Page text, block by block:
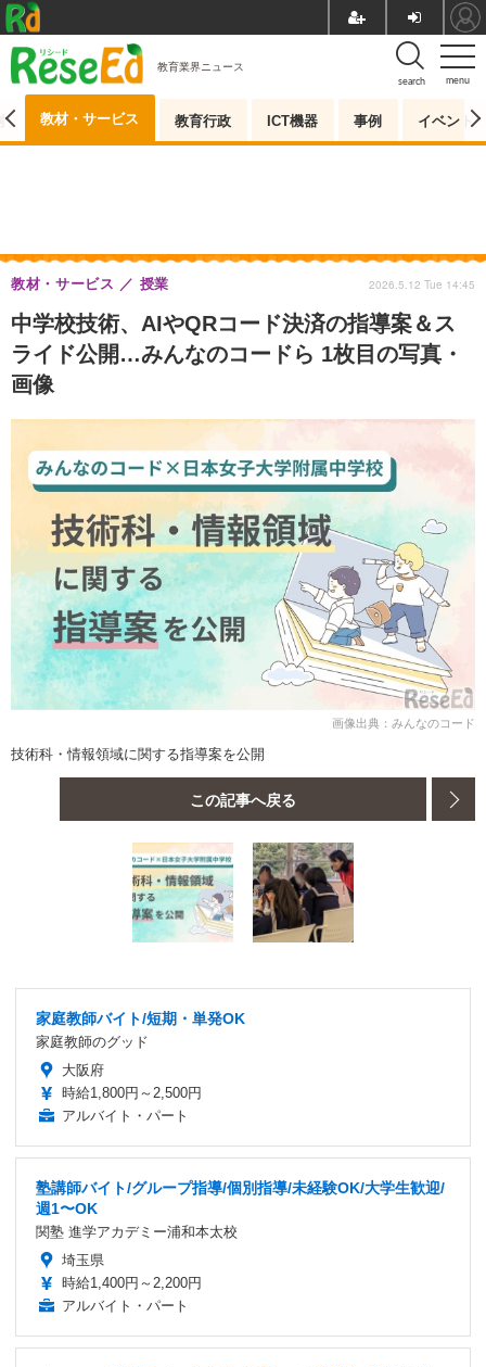
menu
search
教育業界ニュース
教材・サービス 教育行政 ICT機器 事例 イベント
中学校技術、AIやQRコード決済の指導案＆ス
ライド公開…みんなのコードら 1枚目の写真・
画像
教材・サービス 授業 2026.5.12 Tue 14:45
画像出典：みんなのコード
技術科・情報領域に関する指導案を公開
この記事へ戻る
家庭教師バイト/短期・単発OK
家庭教師のグッド
大阪府
時給1,800円～2,500円
アルバイト・パート
塾講師バイト/グループ指導/個別指導/未経験OK/大学生歓迎/
週1〜OK
関塾 進学アカデミー浦和本太校
埼玉県
時給1,400円～2,200円
アルバイト・パート